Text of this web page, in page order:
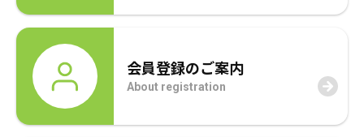
会員登録のご案内
About registration